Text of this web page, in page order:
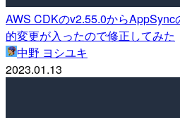
AWS CDKのv2.55.0から
的変更が入ったので修正してみた
中野 ヨシユキ
2023.01.13